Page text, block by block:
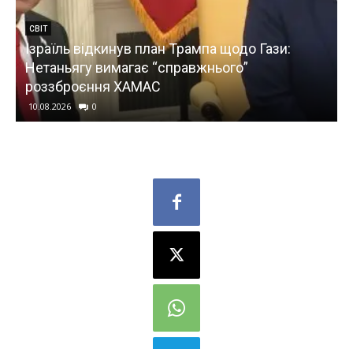
СВІТ
Ізраїль відкинув план Трампа щодо Гази:
Нетаньягу вимагає “справжнього”
роззброєння ХАМАС
10.08.2026 0